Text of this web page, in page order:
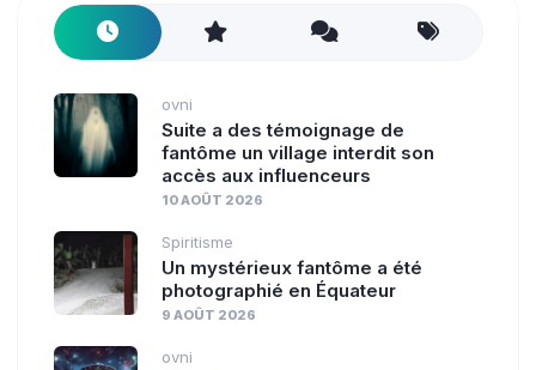
ovni
Suite a des témoignage de
fantôme un village interdit son
accès aux influenceurs
10 AOÛT 2026
Spiritisme
Un mystérieux fantôme a été
photographié en Équateur
9 AOÛT 2026
ovni